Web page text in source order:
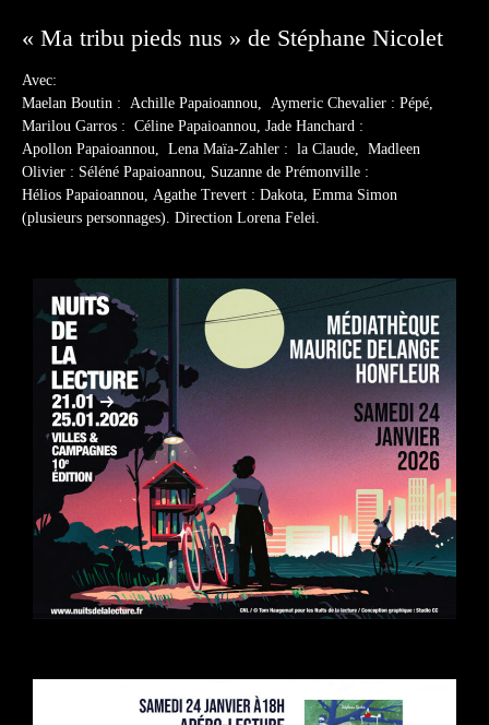
« Ma tribu pieds nus » de Stéphane Nicolet
Avec:
Maelan Boutin : Achille Papaioannou, Aymeric Chevalier : Pépé,
Marilou Garros : Céline Papaioannou, Jade Hanchard :
Apollon Papaioannou, Lena Maïa-Zahler : la Claude, Madleen
Olivier : Séléné Papaioannou, Suzanne de Prémonville :
Hélios Papaioannou, Agathe Trevert : Dakota, Emma Simon
(plusieurs personnages). Direction Lorena Felei.